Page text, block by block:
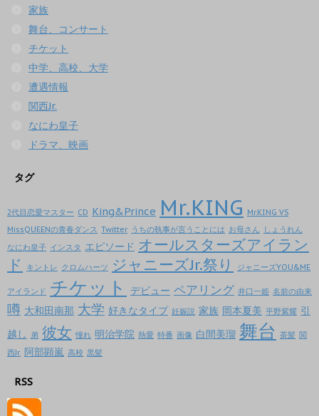
家族
舞台、コンサート
チケット
中学、高校、大学
遭遇情報
関西Jr.
なにわ皇子
ドラマ、映画
タグ
2代目恋愛マスター CD King&Prince Mr.KING Mr.KING VS
MissQUEENの青春ダンス Twitter うちの執事が言うことには お母さん しょうれん
なにわ皇子 インスタ エピソード オールスターズアイラン
ド
キントレ クロムハーツ ジャニーズJr.祭り ジャニーズYOU&ME
アイランド チケット デビュー ペアリング 井口一姫 名前の由来
噂 大和田南那 大学 好きなタイプ 妊娠説 家族 岡本夏美 平野紫耀 引
越し 弟 彼女 憧れ 明治学院 熱愛 特番 画像 白間美瑠 舞台 茶髪 関
西Jr. 阿部顕嵐 高校 黒髪
RSS